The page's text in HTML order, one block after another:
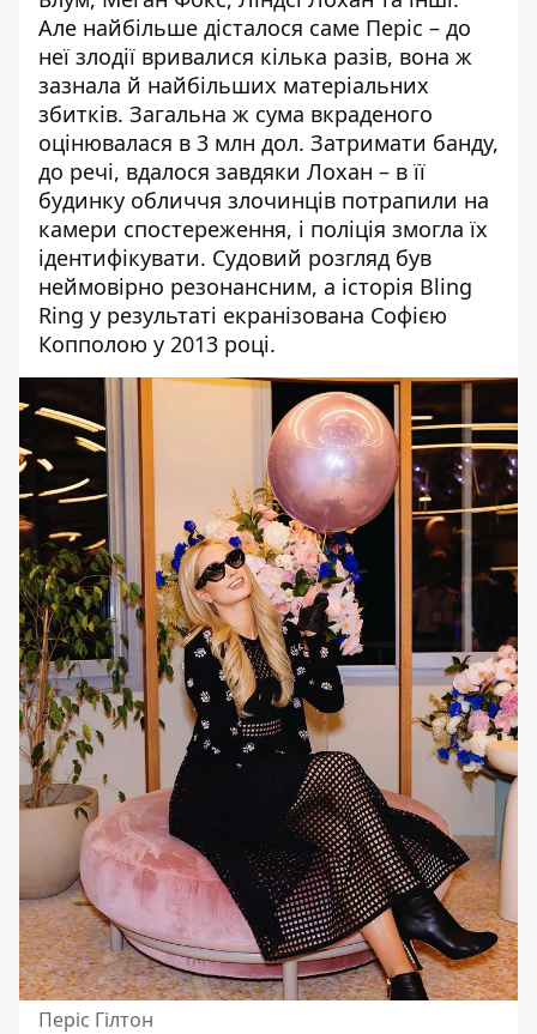
Але найбільше дісталося саме Періс – до
неї злодії вривалися кілька разів, вона ж
зазнала й найбільших матеріальних
збитків. Загальна ж сума вкраденого
оцінювалася в 3 млн дол. Затримати банду,
до речі, вдалося завдяки Лохан – в її
будинку обличчя злочинців потрапили на
камери спостереження, і поліція змогла їх
ідентифікувати. Судовий розгляд був
неймовірно резонансним, а історія Bling
Ring у результаті екранізована Софією
Копполою у 2013 році.
Періс Гілтон